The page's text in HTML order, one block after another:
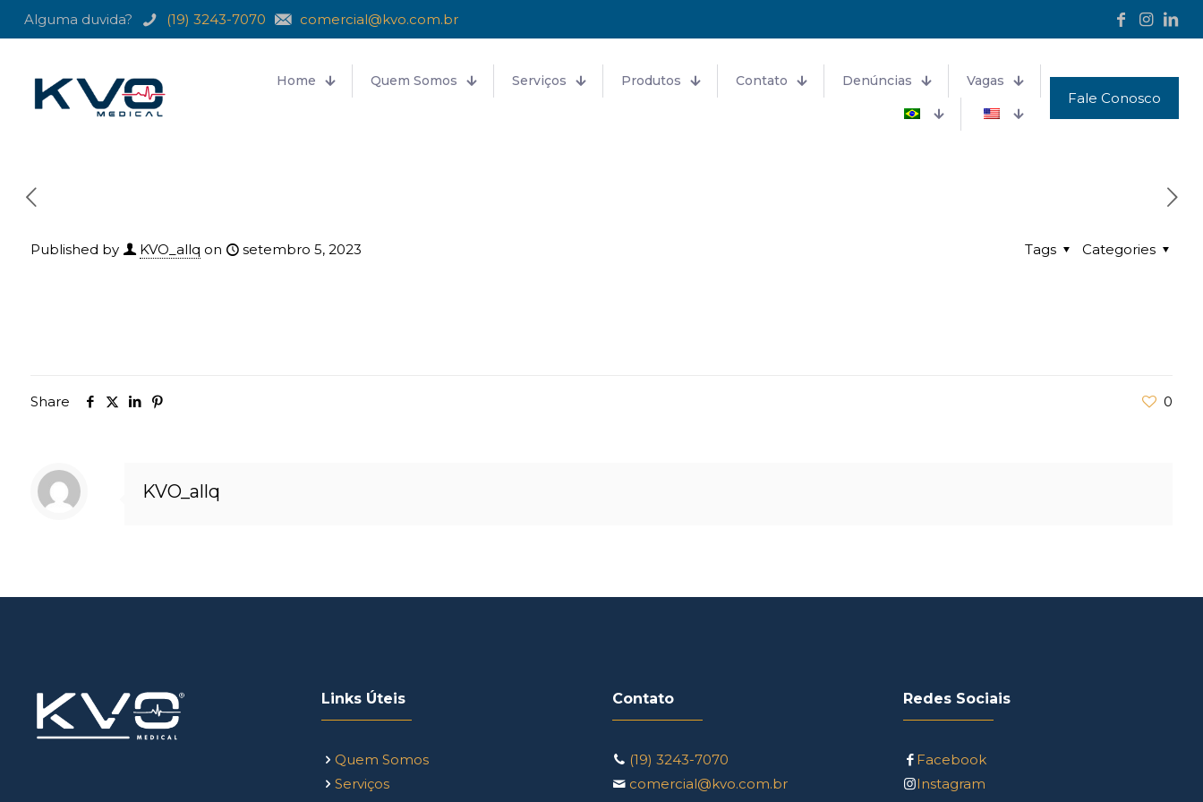
Alguma duvida? (19) 3243-7070 comercial@kvo.com.br
Home Quem Somos Serviços Produtos Contato Denúncias Vagas
Fale Conosco
Published by KVO_allq on setembro 5, 2023 Categories
Tags
Share 0
KVO_allq
Links Úteis
Quem Somos
Serviços
Contato
(19) 3243-7070
comercial@kvo.com.br
Redes Sociais
Facebook
Instagram